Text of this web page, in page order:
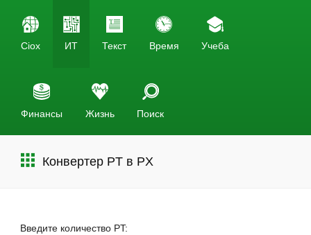
Ciox ИТ Текст Время Учеба
Финансы Жизнь Поиск
Конвертер PT в PX
Введите количество PT: